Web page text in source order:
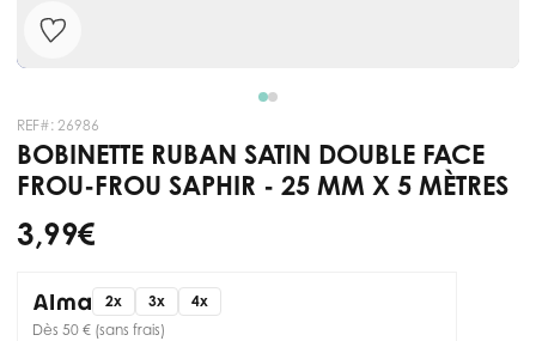
REF#: 26986
BOBINETTE RUBAN SATIN DOUBLE FACE
FROU-FROU SAPHIR - 25 MM X 5 MÈTRES
3,99 €
2x 3x
4x
Dès 50 € (sans frais)